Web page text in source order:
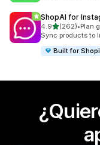
ShopAI for
4.9de 5 estrellas
(262)
262 reseñas en
•Plan
Sync products to
Built for